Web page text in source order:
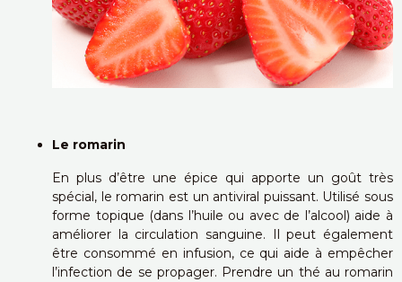
Le romarin
En plus d’être une épice qui apporte un goût très
spécial, le romarin est un antiviral puissant. Utilisé sous
forme topique (dans l’huile ou avec de l’alcool) aide à
améliorer la circulation sanguine. Il peut également
être consommé en infusion, ce qui aide à empêcher
l’infection de se propager. Prendre un thé au romarin